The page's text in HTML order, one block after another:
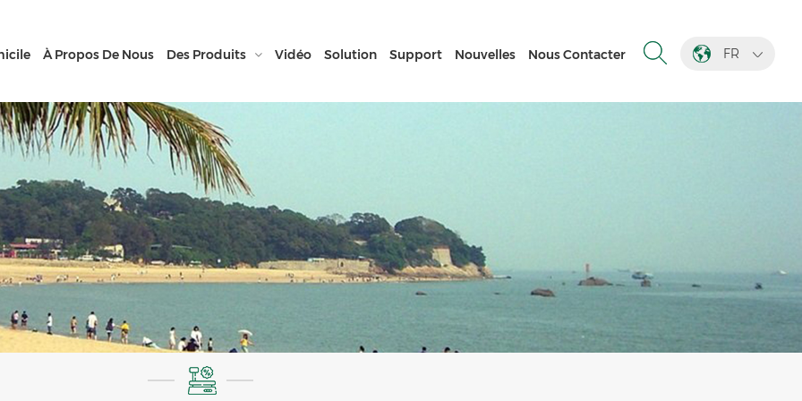
FR
À Propos De Nous Des Produits Vidéo Solution Support Nouvelles Nous Contacter